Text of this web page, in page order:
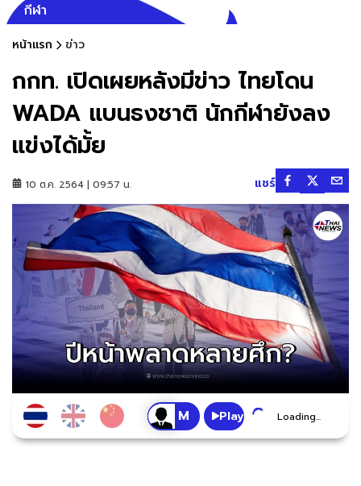
กีฬา
หน้าแรก ข่าว
กกท. เปิดเผยหลังมีข่าว ไทยโดน
WADA แบนธงชาติ นักกีฬายังลง
แข่งได้มั้ย
10 ต.ค. 2564 | 09:57 น. แชร์
Play Loading...